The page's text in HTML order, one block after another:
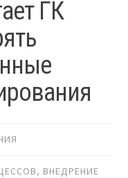
ГК
, ВНЕДРЕНИЕ